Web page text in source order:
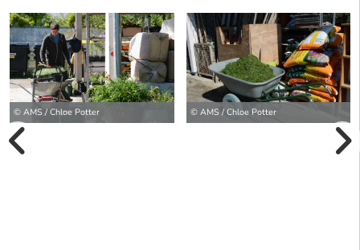
© AMS / Chloe Potter © AMS / Chloe Potter